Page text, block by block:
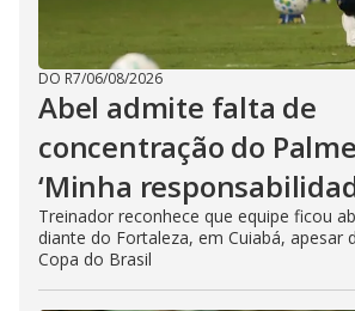
DO R7/06/08/2026
Abel admite falta de
concentração do
‘Minha
Treinador reconhece que equipe ficou
diante do Fortaleza, em Cuiabá, apesar
Copa do Brasil